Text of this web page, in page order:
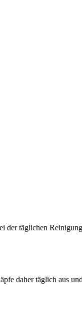
der täglichen
daher täglich aus